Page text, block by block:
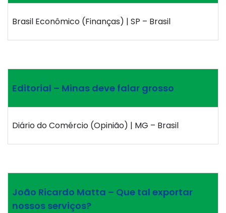
Brasil Econômico (Finanças) | SP – Brasil
Editorial – Minas deve falar grosso
Diário do Comércio (Opinião) | MG – Brasil
João Ricardo Matta – Que tal exportar
nossos serviços?